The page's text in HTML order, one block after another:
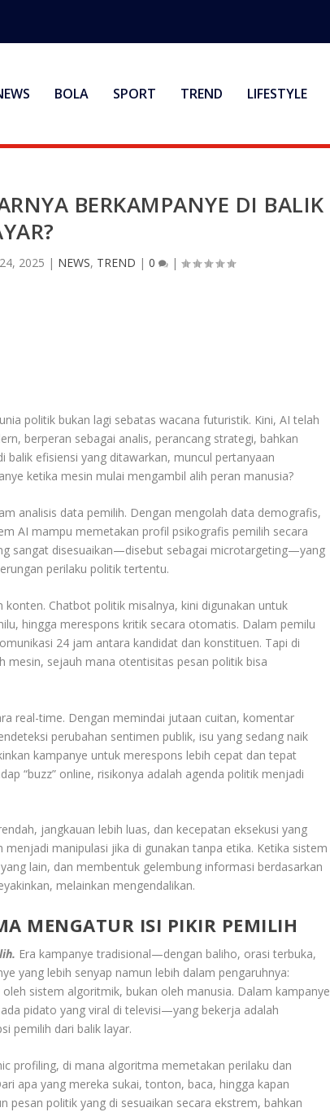
BOLA SPORT TREND LIFESTYLE
BERKAMPANYE DI BALIK
2025 | NEWS, TREND | 0 |
politik bukan lagi sebatas wacana futuristik. Kini, AI telah
berperan sebagai analis, perancang strategi, bahkan
efisiensi yang ditawarkan, muncul pertanyaan
ketika mesin mulai mengambil alih peran manusia?
analisis data pemilih. Dengan mengolah data demografis,
AI mampu memetakan profil psikografis pemilih secara
sangat disesuaikan—disebut sebagai microtargeting—yang
perilaku politik tertentu.
Chatbot politik misalnya, kini digunakan untuk
hingga merespons kritik secara otomatis. Dalam pemilu
24 jam antara kandidat dan konstituen. Tapi di
mesin, sejauh mana otentisitas pesan politik bisa
real-time. Dengan memindai jutaan cuitan, komentar
perubahan sentimen publik, isu yang sedang naik
kampanye untuk merespons lebih cepat dan tepat
“buzz” online, risikonya adalah agenda politik menjadi
jangkauan lebih luas, dan kecepatan eksekusi yang
manipulasi jika di gunakan tanpa etika. Ketika sistem
lain, dan membentuk gelembung informasi berdasarkan
melainkan mengendalikan.
MENGATUR ISI PIKIR PEMILIH
Era kampanye tradisional—dengan baliho, orasi terbuka,
yang lebih senyap namun lebih dalam pengaruhnya:
sistem algoritmik, bukan oleh manusia. Dalam kampanye
pidato yang viral di televisi—yang bekerja adalah
pemilih dari balik layar.
profiling, di mana algoritma memetakan perilaku dan
apa yang mereka sukai, tonton, baca, hingga kapan
pesan politik yang di sesuaikan secara ekstrem, bahkan